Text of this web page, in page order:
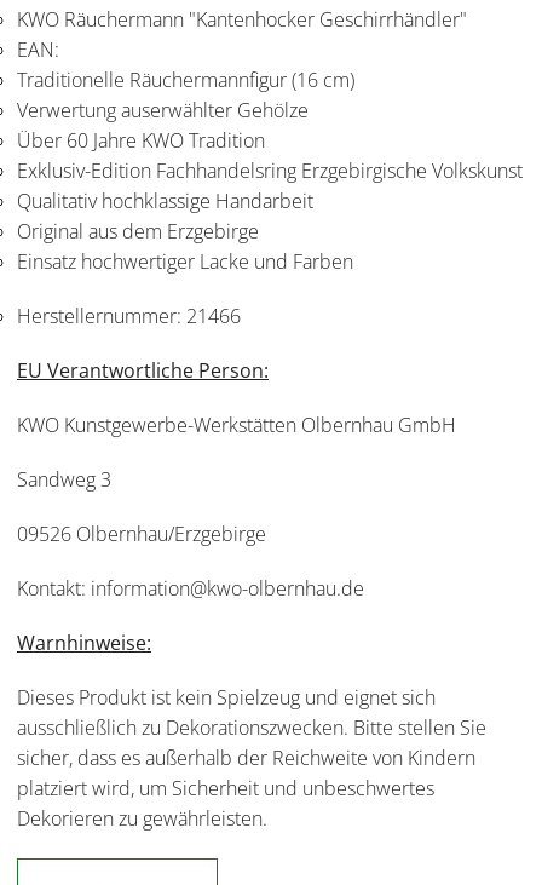
KWO Räuchermann "Kantenhocker Geschirrhändler"
EAN:
Traditionelle Räuchermannfigur (16 cm)
Verwertung auserwählter Gehölze
Über 60 Jahre KWO Tradition
Exklusiv-Edition Fachhandelsring Erzgebirgische Volkskunst
Qualitativ hochklassige Handarbeit
Original aus dem Erzgebirge
Einsatz hochwertiger Lacke und Farben
Herstellernummer: 21466
EU Verantwortliche Person:
KWO Kunstgewerbe-Werkstätten Olbernhau GmbH
Sandweg 3
09526 Olbernhau/Erzgebirge
Kontakt: information@kwo-olbernhau.de
Warnhinweise:
Dieses Produkt ist kein Spielzeug und eignet sich
ausschließlich zu Dekorationszwecken. Bitte stellen Sie
sicher, dass es außerhalb der Reichweite von Kindern
platziert wird, um Sicherheit und unbeschwertes
Dekorieren zu gewährleisten.